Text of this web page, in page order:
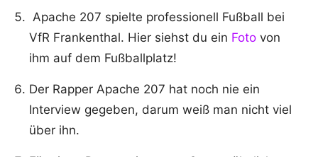
Apache 207 spielte professionell Fußball bei
VfR Frankenthal. Hier siehst du ein Foto von
ihm auf dem Fußballplatz!
Der Rapper Apache 207 hat noch nie ein
Interview gegeben, darum weiß man nicht viel
über ihn.